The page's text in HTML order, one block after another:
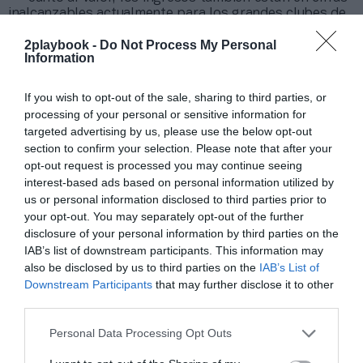
2playbook - Do Not Process My Personal
Information
If you wish to opt-out of the sale, sharing to third parties, or
processing of your personal or sensitive information for
targeted advertising by us, please use the below opt-out
section to confirm your selection. Please note that after your
opt-out request is processed you may continue seeing
interest-based ads based on personal information utilized by
us or personal information disclosed to third parties prior to
your opt-out. You may separately opt-out of the further
disclosure of your personal information by third parties on the
IAB’s list of downstream participants. This information may
also be disclosed by us to third parties on the IAB’s List of
Downstream Participants that may further disclose it to other
Personal Data Processing Opt Outs
inalcanzables actualmente para los grandes clubes de
Angel City ya
factura 35 millones de dólares(31,8 millones de
euros) anuales; y el Chicago Red Stars, 6,5 millones de
televisión, después del
último contrato récord de
60 millones de dólares(56 millones de euros) anuales
que firmó la liga el año pasado. Un contrato por cuatro
temporadas,hasta 2027,y en el que su exposición se
amplía gracias a sus acuerdos conCBS Sports, ESPN
(Disney), Prime Video (Amazon) y Scripps Sports.En
Liga F, Dazn paga7 millones de euros anuales, y en la
Women’s Super League (WSL) inglesa, el contrato se
situaba en unos 8 millones de libras (9,3 millones de
euros).
Para esta nueva temporada,Sportico prevé que
14 franquicias
de la NWSL
facturen 215 millones de
(193 millones de euros) en conjunto. En
España, el pasado curso se alcanzaron unos ingresos
estadounidense también alerta de que las franquicias